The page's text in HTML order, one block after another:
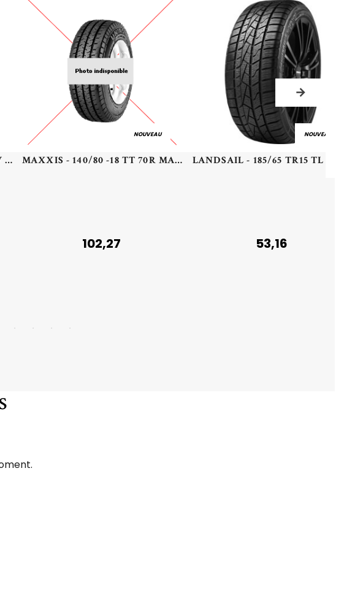
NEXEN - 255/50 WR19 TL 107W NEXEN N'BLUE 4 SEAS 2 XL - 2555019 - CBB
NOUVEAU
MAXXIS - 140/80 -18 TT 70R MAXXIS M7324 SUPER SOFT R - 1408018 -
102,27
NOUVEAU
53,16